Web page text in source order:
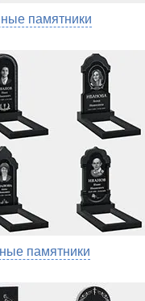
памятники
памятники